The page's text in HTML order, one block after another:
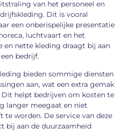
van het personeel en
Dit is vooral
een onberispelijke presentatie
luchtvaart en het
en nette kleding draagt bij aan
bedrijf.
bieden sommige diensten
aan, wat een extra gemak
helpt bedrijven om kosten te
langer meegaat en niet
worden. De service van deze
bij aan de duurzaamheid